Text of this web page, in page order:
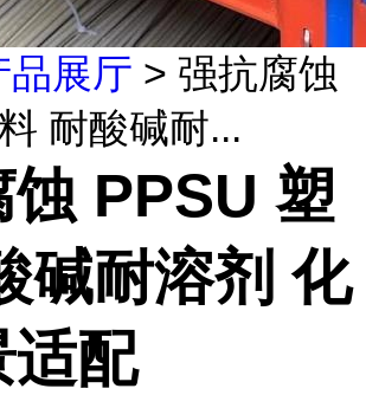
品展厅 > 强抗腐蚀
耐酸碱耐...
PPSU 塑
碱耐溶剂 化
适配